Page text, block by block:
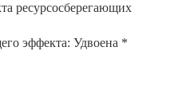
ресурсосберегающих
эффекта: Удвоена *